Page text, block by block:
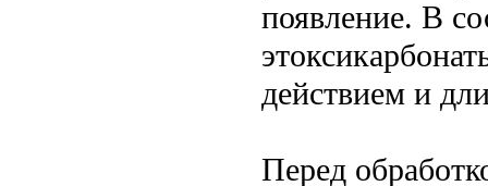
появление. В
действием и
Перед